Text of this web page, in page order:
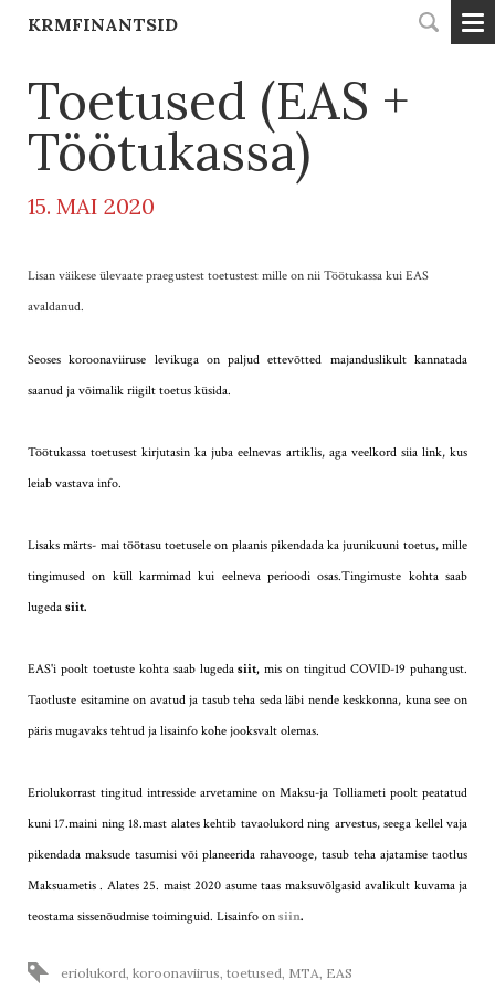
KRMFINANTSID
Toetused (EAS +
Töötukassa)
15. MAI 2020
Lisan väikese ülevaate praegustest toetustest mille on nii Töötukassa kui EAS
avaldanud.
Seoses koroonaviiruse levikuga on paljud ettevõtted majanduslikult kannatada
saanud ja võimalik riigilt toetus küsida.
Töötukassa toetusest kirjutasin ka juba eelnevas artiklis, aga veelkord siia link, kus
leiab vastava info.
Lisaks märts- mai töötasu toetusele on plaanis pikendada ka juunikuuni toetus, mille
tingimused on küll karmimad kui eelneva perioodi osas.Tingimuste kohta saab
lugeda siit.
EAS'i poolt toetuste kohta saab lugedasiit, mis on tingitud COVID-19 puhangust.
Taotluste esitamine on avatud ja tasub teha seda läbi nende keskkonna, kuna see on
päris mugavaks tehtud ja lisainfo kohe jooksvalt olemas.
Eriolukorrast tingitud intresside arvetamine on Maksu-ja Tolliameti poolt peatatud
kuni 17.maini ning 18.mast alates kehtib tavaolukord ning arvestus, seega kellel vaja
pikendada maksude tasumisi või planeerida rahavooge, tasub teha ajatamise taotlus
Maksuametis . Alates 25. maist 2020 asume taas maksuvõlgasid avalikult kuvama ja
teostama sissenõudmise toiminguid. Lisainfo on siin.
eriolukord, koroonaviirus, toetused, MTA, EAS